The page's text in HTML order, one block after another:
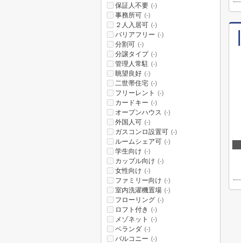
保証人不要 (-)
事務所可 (-)
２人入居可 (-)
バリアフリー (-)
分割可 (-)
分譲タイプ (-)
管理人常駐 (-)
眺望良好 (-)
二世帯住宅 (-)
フリーレント (-)
カードキー (-)
オープンハウス (-)
外国人可 (-)
ガスコンロ設置可 (-)
ルームシェア可 (-)
学生向け (-)
カップル向け (-)
女性向け (-)
ファミリー向け (-)
室内洗濯機置場 (-)
フローリング (-)
ロフト付き (-)
メゾネット (-)
ベランダ (-)
バルコニー (-)